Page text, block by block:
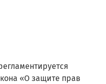
«О защите прав